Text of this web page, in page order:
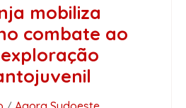
mobiliza
combate ao